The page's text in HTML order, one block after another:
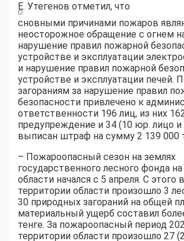
Е. Утегенов отметил, что
о
сновными причинами пожаров
неосторожное обращение с огнем
нарушение правил пожарной
устройстве и эксплуатации
и нарушение правил пожарной
устройстве и эксплуатации печей.
загораниям за нарушение правил
безопасности привлечено к
ответственности 196 лиц, из них
предупреждение и 34 (10 юр. лицо и
выписан штраф на сумму 2 139 000
– Пожароопасный сезон на землях
государственного лесного фонда
области начался с 5 апреля. С этого
территории области произошло 3
30 природных загораний на общей
материальный ущерб составил
тенге. За пожароопасный период
территории области произошло 27